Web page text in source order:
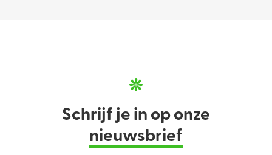
Schrijf je in op onze
nieuwsbrief